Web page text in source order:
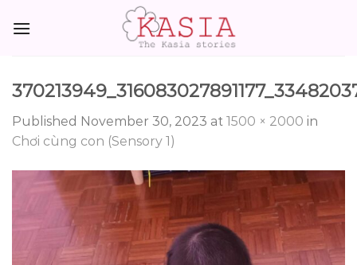
Published November 30, 2023 at 1500 × 2000 in
Chơi cùng con (Sensory 1)